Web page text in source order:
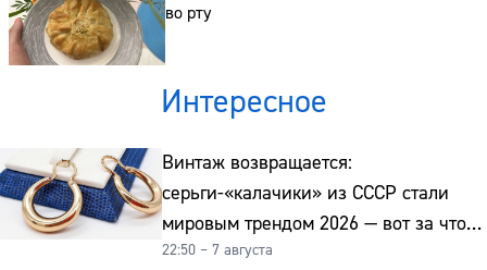
во рту
Интересное
Винтаж возвращается:
серьги-«калачики» из СССР стали
мировым трендом 2026 — вот за что
их ценят ювелиры
22:50 – 7 августа